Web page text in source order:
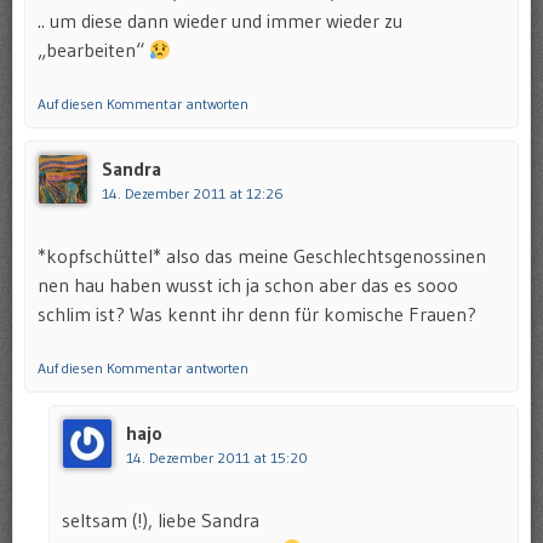
.. um diese dann wieder und immer wieder zu
„bearbeiten“
Auf diesen Kommentar antworten
Sandra
14. Dezember 2011 at 12:26
*kopfschüttel* also das meine Geschlechtsgenossinen
nen hau haben wusst ich ja schon aber das es sooo
schlim ist? Was kennt ihr denn für komische Frauen?
Auf diesen Kommentar antworten
hajo
14. Dezember 2011 at 15:20
seltsam (!), liebe Sandra